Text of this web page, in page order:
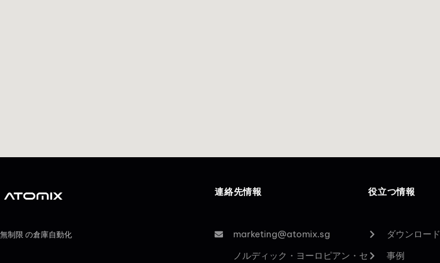
無制限 の倉庫自動化
連絡先情報
marketing@atomix.sg
ノルディック・ヨーロピアン・セ
役立つ情報
ダウンロード
事例